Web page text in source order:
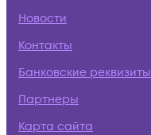
Новости
Контакты
Банковские реквизиты
Партнеры
Карта сайта